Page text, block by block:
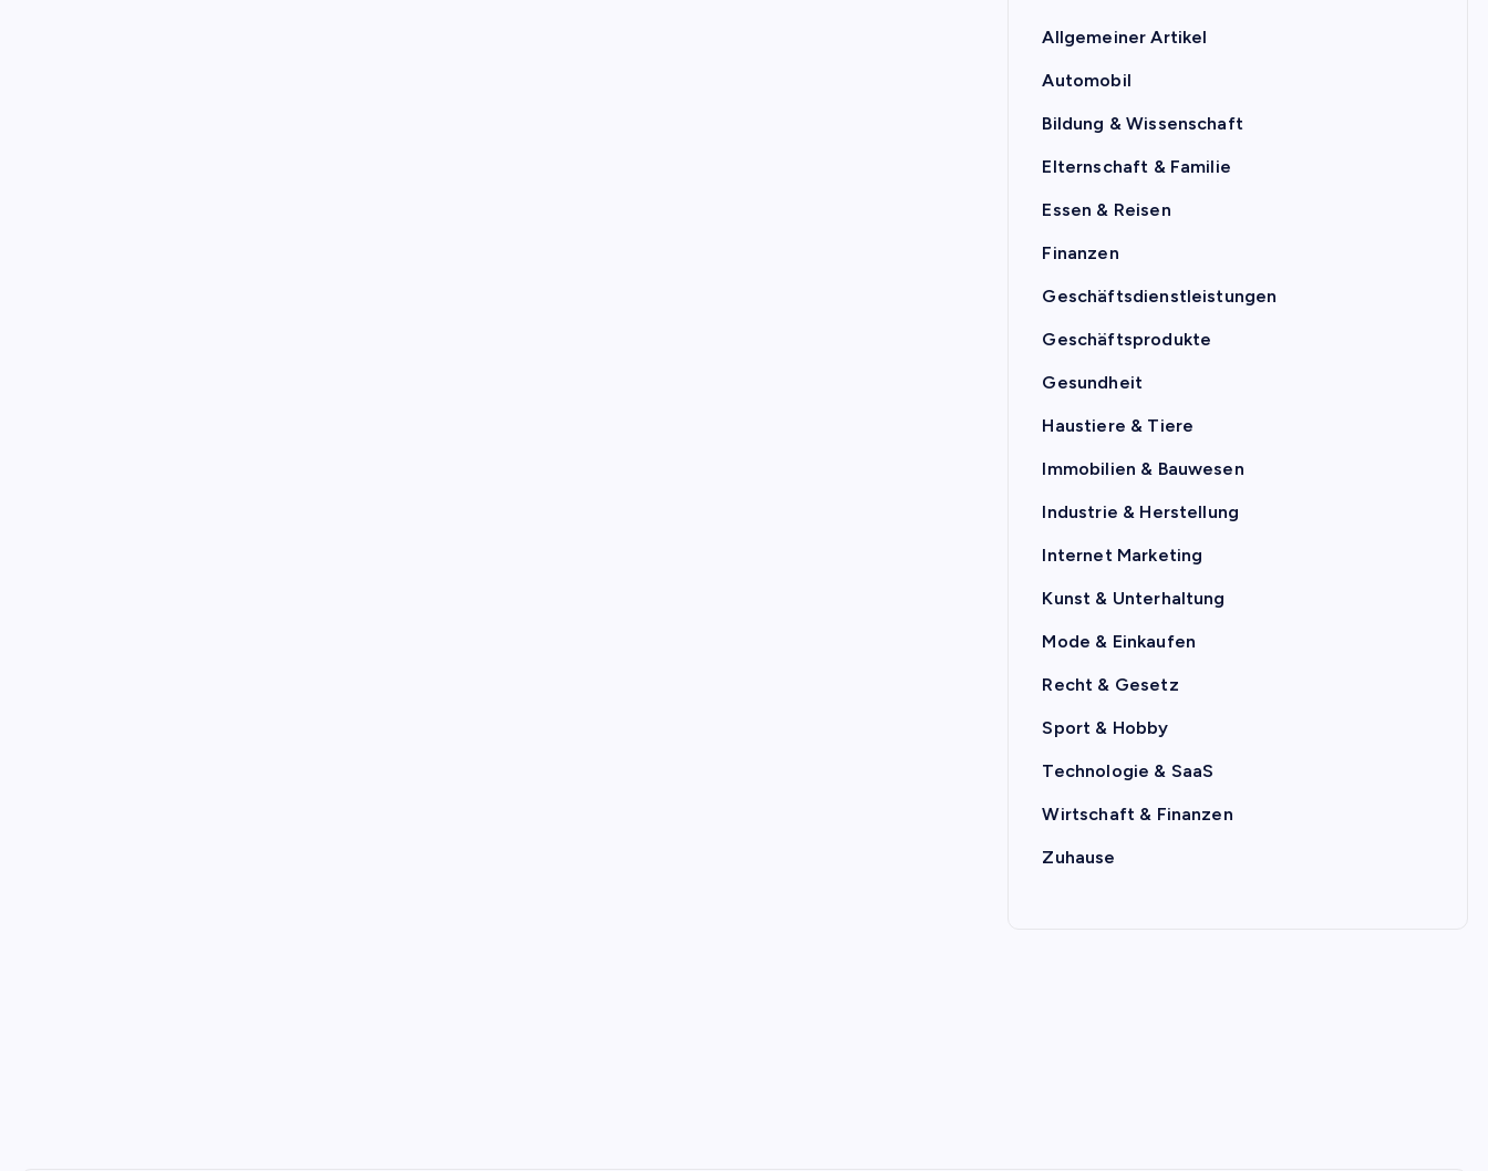
Allgemeiner Artikel
Automobil
Bildung & Wissenschaft
Elternschaft & Familie
Essen & Reisen
Finanzen
Geschäftsdienstleistungen
Geschäftsprodukte
Gesundheit
Haustiere & Tiere
Immobilien & Bauwesen
Industrie & Herstellung
Internet Marketing
Kunst & Unterhaltung
Mode & Einkaufen
Recht & Gesetz
Sport & Hobby
Technologie & SaaS
Wirtschaft & Finanzen
Zuhause